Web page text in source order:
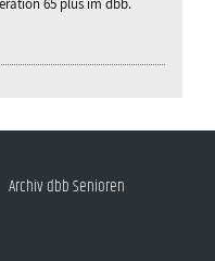
65 plus im dbb.
Archiv dbb Senioren